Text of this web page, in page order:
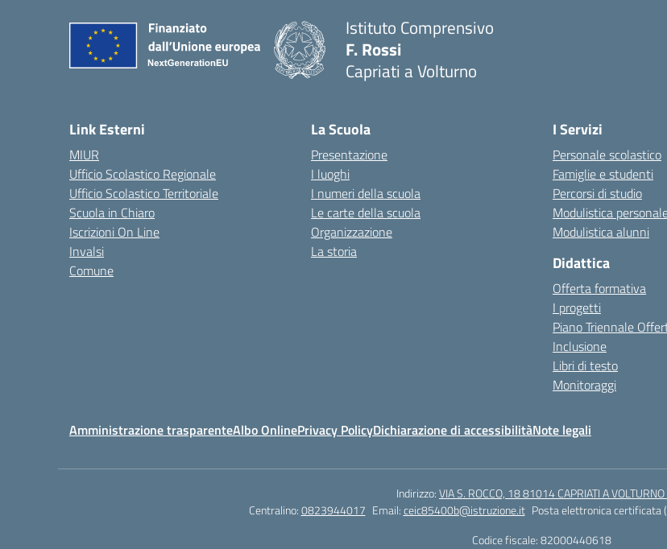
Istituto Comprensivo
F. Rossi
Capriati a Volturno
Link Esterni
MIUR
Ufficio Scolastico Regionale
Ufficio Scolastico Territoriale
Scuola in Chiaro
Iscrizioni On Line
Invalsi
Comune
La Scuola
Presentazione
I luoghi
I numeri della scuola
Le carte della scuola
Organizzazione
La storia
I Servizi
Personale scolastico
Famiglie e studenti
Percorsi di studio
Modulistica
Modulistica alunni
Didattica
Offerta formativa
I progetti
Piano Triennale
Inclusione
Libri di testo
Monitoraggi
Amministrazione trasparenteAlbo OnlinePrivacy PolicyDichiarazione di accessibilitàNote legali
Indirizzo:VIA S. ROCCO, 18 81014 CAPRIATI A VOLTURNO
Centralino:0823944017 Email:ceic85400b@istruzione.it Posta elettronica certificata
Codice fiscale: 82000440618